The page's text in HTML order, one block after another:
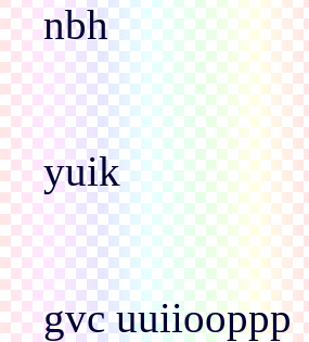
nbh
yuik
gvc uuiiooppp